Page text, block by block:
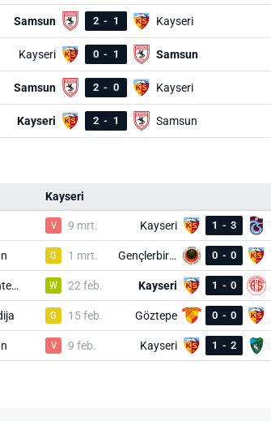
Samsun 2 - 1 Kayseri
Kayseri 0 - 1 Samsun
Samsun 2 - 0 Kayseri
Kayseri 2 - 1 Samsun
Gaziantep FK
Kayseri
V 9 mrt. Kayseri 1 - 3
G 1 mrt. Gençlerbirliği 0 - 0
W 22 feb. Kayseri 1 - 0
G 15 feb. Göztepe 0 - 0
V 9 feb. Kayseri 1 - 2